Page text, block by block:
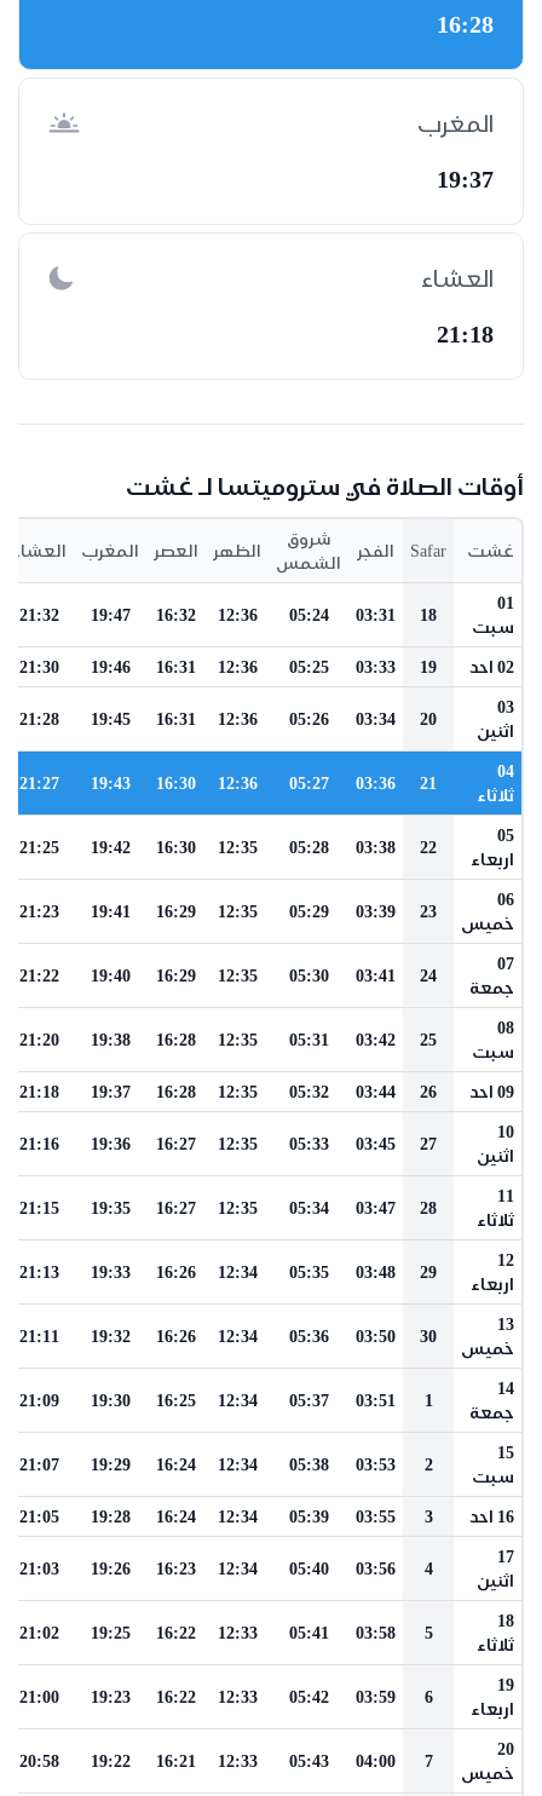
16:28
المغرب
19:37
العشاء
21:18
أوقات الصلاة في ستروميتسا لـ غشت
غشت Safar الفجر
شروق
الشمس
الظهر العصر المغرب العشاء
01
سبت
18
03:31
05:24
12:36
16:32
19:47
21:32
02 احد 19
03:33
05:25
12:36
16:31
19:46
21:30
03
اثنين
20
03:34
05:26
12:36
16:31
19:45
21:28
04
ثلاثاء
21
03:36
05:27
12:36
16:30
19:43
21:27
05
اربعاء
22
03:38
05:28
12:35
16:30
19:42
21:25
06
خميس
23
03:39
05:29
12:35
16:29
19:41
21:23
07
جمعة
24
03:41
05:30
12:35
16:29
19:40
21:22
08
سبت
25
03:42
05:31
12:35
16:28
19:38
21:20
09 احد 26
03:44
05:32
12:35
16:28
19:37
21:18
10
اثنين
27
03:45
05:33
12:35
16:27
19:36
21:16
11
ثلاثاء
28
03:47
05:34
12:35
16:27
19:35
21:15
12
اربعاء
29
03:48
05:35
12:34
16:26
19:33
21:13
13
خميس
30
03:50
05:36
12:34
16:26
19:32
21:11
14
جمعة
1
03:51
05:37
12:34
16:25
19:30
21:09
15
سبت
2
03:53
05:38
12:34
16:24
19:29
21:07
16 احد 3
03:55
05:39
12:34
16:24
19:28
21:05
17
اثنين
4
03:56
05:40
12:34
16:23
19:26
21:03
18
ثلاثاء
5
03:58
05:41
12:33
16:22
19:25
21:02
19
اربعاء
6
03:59
05:42
12:33
16:22
19:23
21:00
20
خميس
7
04:00
05:43
12:33
16:21
19:22
20:58